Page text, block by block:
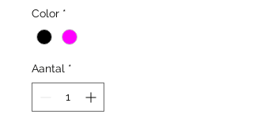
Color *
Aantal *